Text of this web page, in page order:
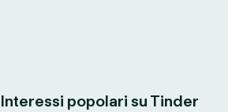
Interessi popolari su Tinder